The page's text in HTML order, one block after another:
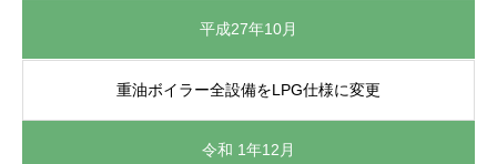
平成27年10月
重油ボイラー全設備をLPG仕様に変更
令和 1年12月